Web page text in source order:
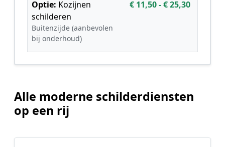
Optie: Kozijnen
schilderen
Buitenzijde (aanbevolen
bij onderhoud)
€ 11,50 - € 25,30
Alle moderne schilderdiensten
op een rij